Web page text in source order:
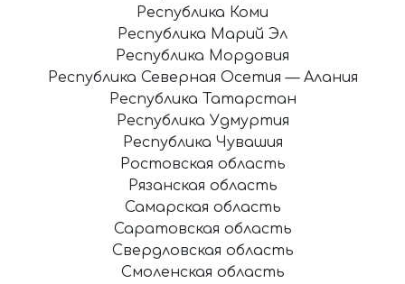
Республика Коми
Республика Марий Эл
Республика Мордовия
Республика Северная Осетия — Алания
Республика Татарстан
Республика Удмуртия
Республика Чувашия
Ростовская область
Рязанская область
Самарская область
Саратовская область
Свердловская область
Смоленская область